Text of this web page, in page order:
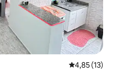
Gemiddelde
4,85 (13)